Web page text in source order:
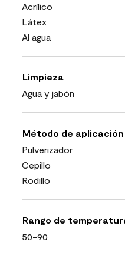
Acrílico
Látex
Al agua
Limpieza
Agua y jabón
Método de aplicación
Pulverizador
Cepillo
Rodillo
Rango de
50-90